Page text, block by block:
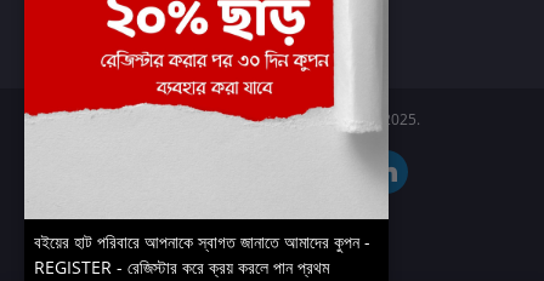
আমার ইচ্ছাগুলি
অর্ডার ট্র্যাকিং
Boier Haat™ | © All rights reserved 2025.
বইয়ের হাট পরিবারে আপনাকে স্বাগত জানাতে আমাদের কুপন -
REGISTER - রেজিস্টার করে ক্রয় করলে পান প্রথম